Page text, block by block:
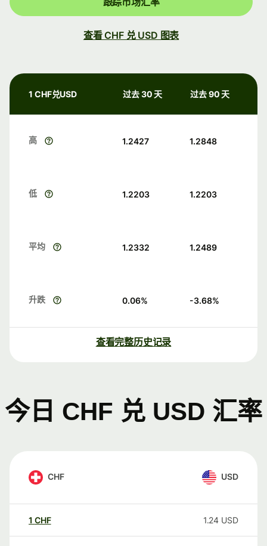
查看 CHF 兑 USD 图表
1 CHF兑USD 过去 30 天 过去 90 天
高 1.2427 1.2848
低 1.2203 1.2203
平均 1.2332 1.2489
升跌 0.06% -3.68%
查看完整历史记录
今日 CHF 兑 USD 汇率
CHF USD
1 CHF 1.24 USD